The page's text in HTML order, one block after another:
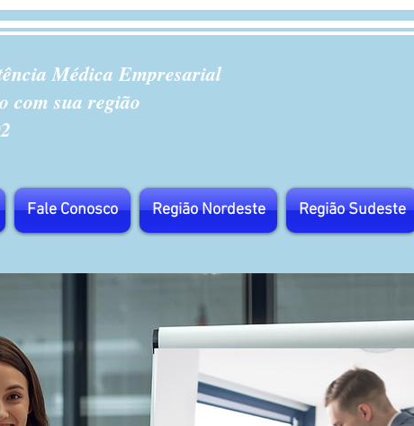
Médica Empresarial
com sua região
Fale Conosco Região Nordeste Região Sudeste